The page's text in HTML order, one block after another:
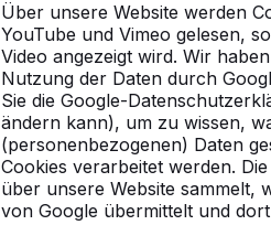
Über unsere Website werden
YouTube und Vimeo gelesen,
Video angezeigt wird. Wir
Nutzung der Daten durch
Sie die Google-
ändern kann), um zu wissen,
(personenbezogenen) Daten
Cookies verarbeitet werden.
über unsere Website sammelt,
von Google übermittelt und
PS.STAB.246